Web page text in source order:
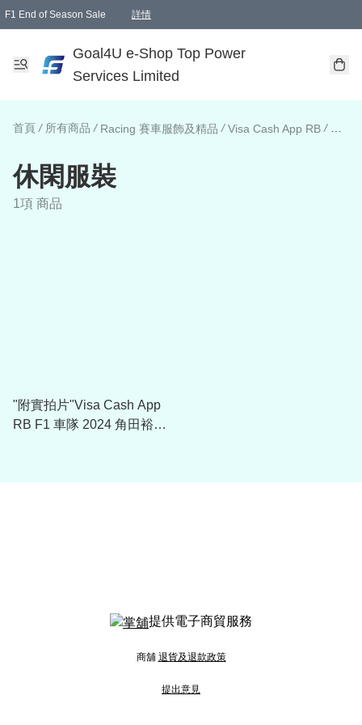
F1 End of Season Sale 詳情
Goal4U e-Shop Top Power
Services Limited
首頁 / 所有商品 / Racing 賽車服飾及精品 / Visa Cash App RB / 休閑
休閑服裝
1項 商品
"附實拍片"Visa Cash App
RB F1 車隊 2024 角田裕毅
提供電子商貿服務
商舖 退貨及退款政策
提出意見